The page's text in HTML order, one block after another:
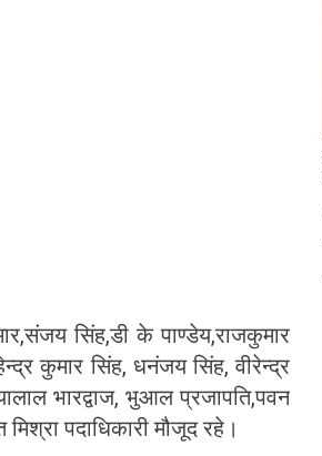
सिंह,डी के पाण्डेय,राजकुमार
कुमार सिंह, धनंजय सिंह, वीरेन्द्र
भारद्वाज, भुआल प्रजापति,पवन
पदाधिकारी मौजूद रहे।